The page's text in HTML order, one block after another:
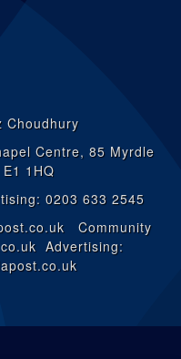
Choudhury
Centre, 85 Myrdle
1HQ
0203 633 2545
Community
Advertising: